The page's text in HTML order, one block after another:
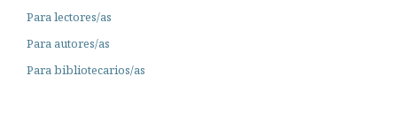
Para lectores/as
Para autores/as
Para bibliotecarios/as